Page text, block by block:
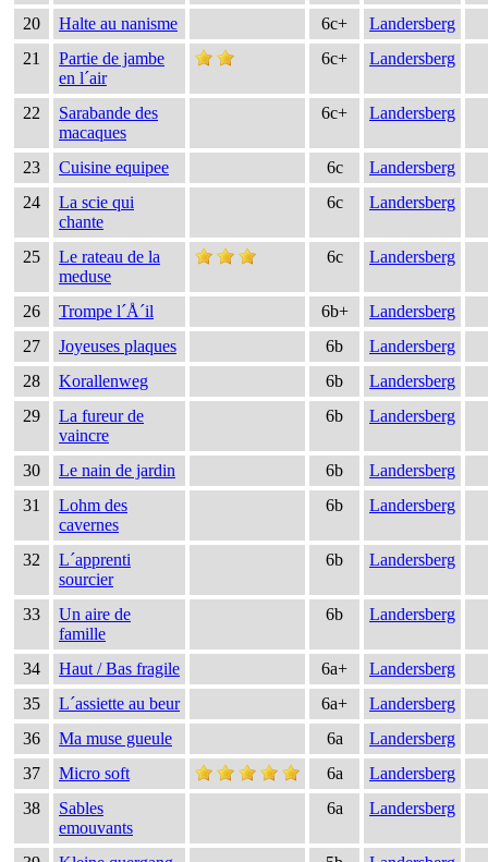
20 Halte au nanisme 6c+
Landersberg
21
Partie de jambe
en l´air
6c+ Landersberg
22
Sarabande des
macaques
6c+ Landersberg
23 Cuisine equipee 6c
Landersberg
24
La scie qui
chante
6c Landersberg
25
Le rateau de la
meduse
6c Landersberg
26 Trompe l´Å´il 6b+
Landersberg
27
Joyeuses plaques 6b
Landersberg
28
Korallenweg 6b
Landersberg
29
La fureur de
vaincre
6b Landersberg
30 Le nain de jardin 6b
Landersberg
31
Lohm des
cavernes
6b Landersberg
32
L´apprenti
sourcier
6b Landersberg
33
Un aire de
famille
6b Landersberg
34 Haut / Bas fragile 6a+
Landersberg
35
L´assiette au beur 6a+
Landersberg
36
Ma muse gueule 6a
Landersberg
37
Micro soft 6a
Landersberg
38
Sables
emouvants
6a Landersberg